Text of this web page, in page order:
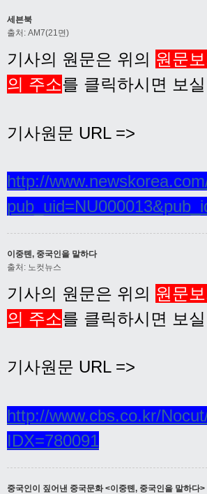
세븐북
출처: AM7(21면)
기사의 원문은 위의 원문보
의 주소를 클릭하시면 보
기사원문 URL =>
http://
이중톈, 중국인을 말하다
출처: 노컷뉴스
기사의 원문은 위의 원문보
의 주소를 클릭하시면 보
기사원문 URL =>
http://www.cbs.co.kr/
IDX=780091
중국인이 짚어낸 중국문화 <이중톈, 중국인을 말하다>